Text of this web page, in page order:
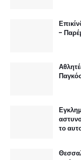
-
το